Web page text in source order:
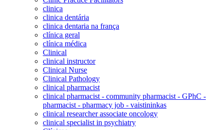
clinica
clinica dentária
clinica dentaria na frança
clínica geral
clínica médica
Clinical
clinical instructor
Clinical Nurse
Clinical Pathology
clinical pharmacist
clinical pharmacist - community pharmacist - GPhC -
pharmacist - pharmacy job - vaistininkas
clinical researcher associate oncology
clinical specialist in psychiatry